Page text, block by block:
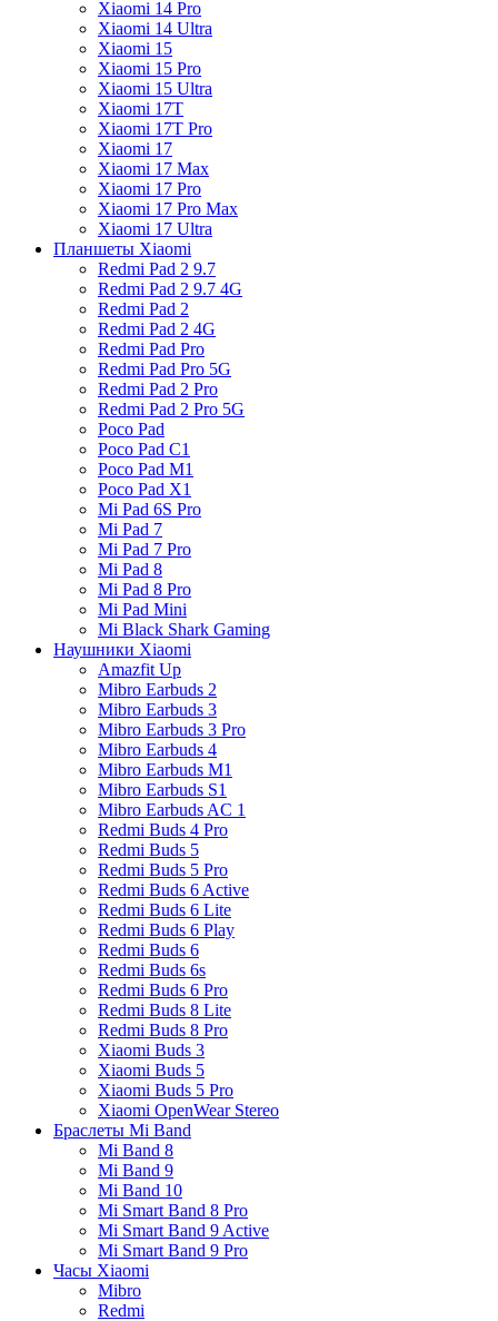
Xiaomi 14 Pro
Xiaomi 14 Ultra
Xiaomi 15
Xiaomi 15 Pro
Xiaomi 15 Ultra
Xiaomi 17T
Xiaomi 17T Pro
Xiaomi 17
Xiaomi 17 Max
Xiaomi 17 Pro
Xiaomi 17 Pro Max
Xiaomi 17 Ultra
Планшеты Xiaomi
Redmi Pad 2 9.7
Redmi Pad 2 9.7 4G
Redmi Pad 2
Redmi Pad 2 4G
Redmi Pad Pro
Redmi Pad Pro 5G
Redmi Pad 2 Pro
Redmi Pad 2 Pro 5G
Poco Pad
Poco Pad C1
Poco Pad M1
Poco Pad X1
Mi Pad 6S Pro
Mi Pad 7
Mi Pad 7 Pro
Mi Pad 8
Mi Pad 8 Pro
Mi Pad Mini
Mi Black Shark Gaming
Наушники Xiaomi
Amazfit Up
Mibro Earbuds 2
Mibro Earbuds 3
Mibro Earbuds 3 Pro
Mibro Earbuds 4
Mibro Earbuds M1
Mibro Earbuds S1
Mibro Earbuds AC 1
Redmi Buds 4 Pro
Redmi Buds 5
Redmi Buds 5 Pro
Redmi Buds 6 Active
Redmi Buds 6 Lite
Redmi Buds 6 Play
Redmi Buds 6
Redmi Buds 6s
Redmi Buds 6 Pro
Redmi Buds 8 Lite
Redmi Buds 8 Pro
Xiaomi Buds 3
Xiaomi Buds 5
Xiaomi Buds 5 Pro
Xiaomi OpenWear Stereo
Браслеты Mi Band
Mi Band 8
Mi Band 9
Mi Band 10
Mi Smart Band 8 Pro
Mi Smart Band 9 Active
Mi Smart Band 9 Pro
Часы Xiaomi
Mibro
Redmi